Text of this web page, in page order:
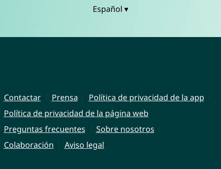
Español ▾
Contactar Prensa
Política de privacidad de la app
Política de privacidad de la página web
Preguntas frecuentes
Sobre nosotros
Colaboración
Aviso legal